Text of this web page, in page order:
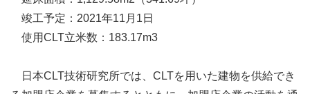
竣工予定：2021年11月1日
使用CLT立米数：183.17m3
日本CLT技術研究所では、CLTを用いた建物を供給でき